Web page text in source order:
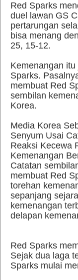
Red Sparks
duel lawan GS
pertarungan
bisa menang
25, 15-12.
Kemenangan
Sparks.
membuat Red
sembilan
Korea.
Media Korea
Senyum Usai
Reaksi Kecewa
Kemenangan
Catatan
membuat Red
torehan
sepanjang
kemenangan
delapan
Red Sparks
Sejak dua laga
Sparks mulai